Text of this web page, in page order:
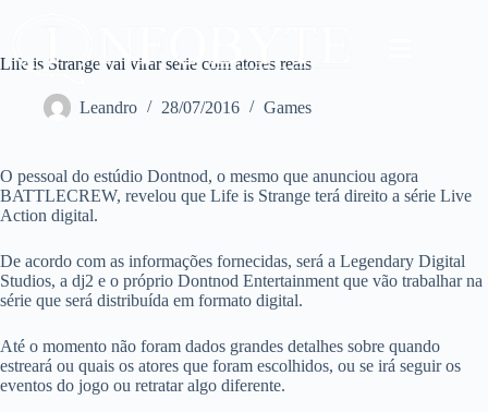
Life is Strange vai virar série com atores reais
Leandro 28/07/2016 Games
O pessoal do estúdio Dontnod, o mesmo que anunciou agora
BATTLECREW, revelou que Life is Strange terá direito a série Live
Action digital.
De acordo com as informações fornecidas, será a Legendary Digital
Studios, a dj2 e o próprio Dontnod Entertainment que vão trabalhar na
série que será distribuída em formato digital.
Até o momento não foram dados grandes detalhes sobre quando
estreará ou quais os atores que foram escolhidos, ou se irá seguir os
eventos do jogo ou retratar algo diferente.